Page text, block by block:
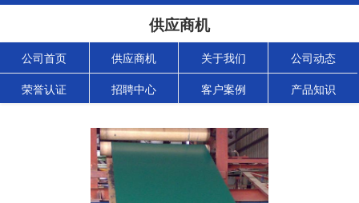
供应商机
公司首页 供应商机 关于我们 公司动态
荣誉认证 招聘中心 客户案例 产品知识